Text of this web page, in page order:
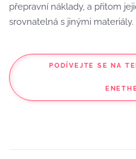
přepravní náklady, a přitom
srovnatelná s jinými materiály.
PODÍVEJTE SE NA